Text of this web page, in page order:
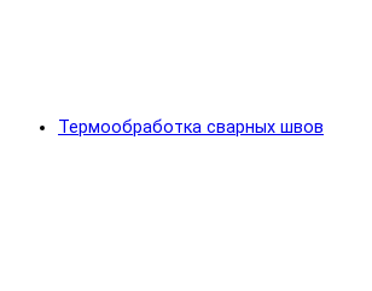
Термообработка сварных швов